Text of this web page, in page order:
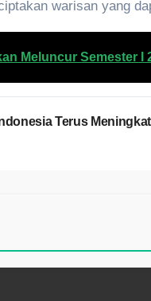
warisan yang
Meluncur Semester I
Terus Meningkat